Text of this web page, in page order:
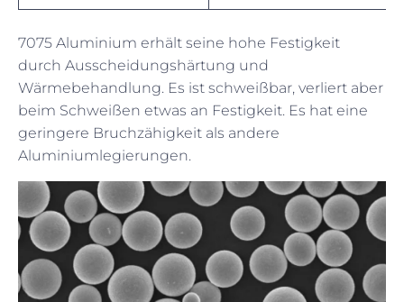
7075 Aluminium erhält seine hohe Festigkeit
durch Ausscheidungshärtung und
Wärmebehandlung. Es ist schweißbar, verliert aber
beim Schweißen etwas an Festigkeit. Es hat eine
geringere Bruchzähigkeit als andere
Aluminiumlegierungen.